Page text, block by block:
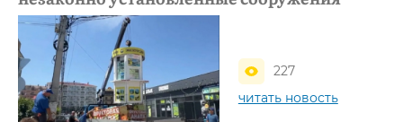
227
читать новость